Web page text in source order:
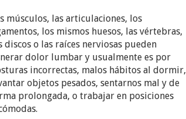
músculos, las articulaciones, los
los mismos huesos, las vértebras,
discos o las raíces nerviosas pueden
dolor lumbar y usualmente es por
incorrectas, malos hábitos al dormir,
objetos pesados, sentarnos mal y de
prolongada, o trabajar en posiciones